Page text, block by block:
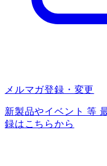
メルマガ登録・変更
新製品やイベント 等
録はこちらから